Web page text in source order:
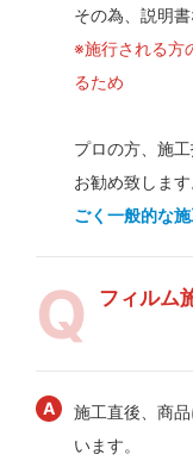
その為、説明書
※施行される方
るため
プロの方、施
お勧め致します
ごく一般的な
フィルム
施工直後、商
います。